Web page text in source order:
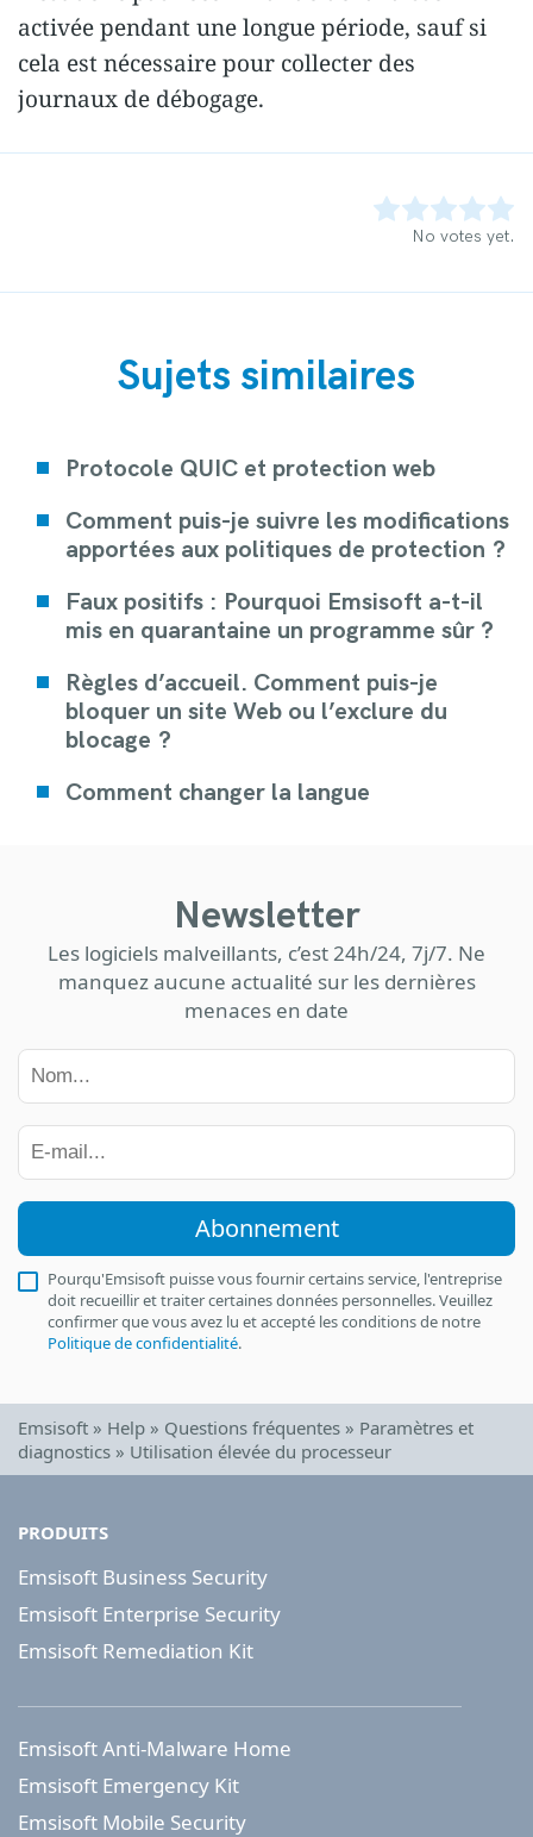
activée pendant une longue période, sauf si
cela est nécessaire pour collecter des
journaux de débogage.
No votes yet.
Sujets similaires
Protocole QUIC et protection web
Comment puis-je suivre les modifications
apportées aux politiques de protection ?
Faux positifs : Pourquoi Emsisoft a-t-il
mis en quarantaine un programme sûr ?
Règles d’accueil. Comment puis-je
bloquer un site Web ou l’exclure du
blocage ?
Comment changer la langue
Newsletter
Les logiciels malveillants, c’est 24h/24, 7j/7. Ne
manquez aucune actualité sur les dernières
menaces en date
Abonnement
Pourqu'Emsisoft puisse vous fournir certains service, l'entreprise
doit recueillir et traiter certaines données personnelles. Veuillez
confirmer que vous avez lu et accepté les conditions de notre
Politique de confidentialité.
Emsisoft » Help » Questions fréquentes » Paramètres et
diagnostics » Utilisation élevée du processeur
PRODUITS
Emsisoft Business Security
Emsisoft Enterprise Security
Emsisoft Remediation Kit
Emsisoft Anti-Malware Home
Emsisoft Emergency Kit
Emsisoft Mobile Security